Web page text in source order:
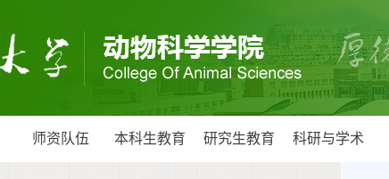
师资队伍 本科生教育 研究生教育 科研与学术